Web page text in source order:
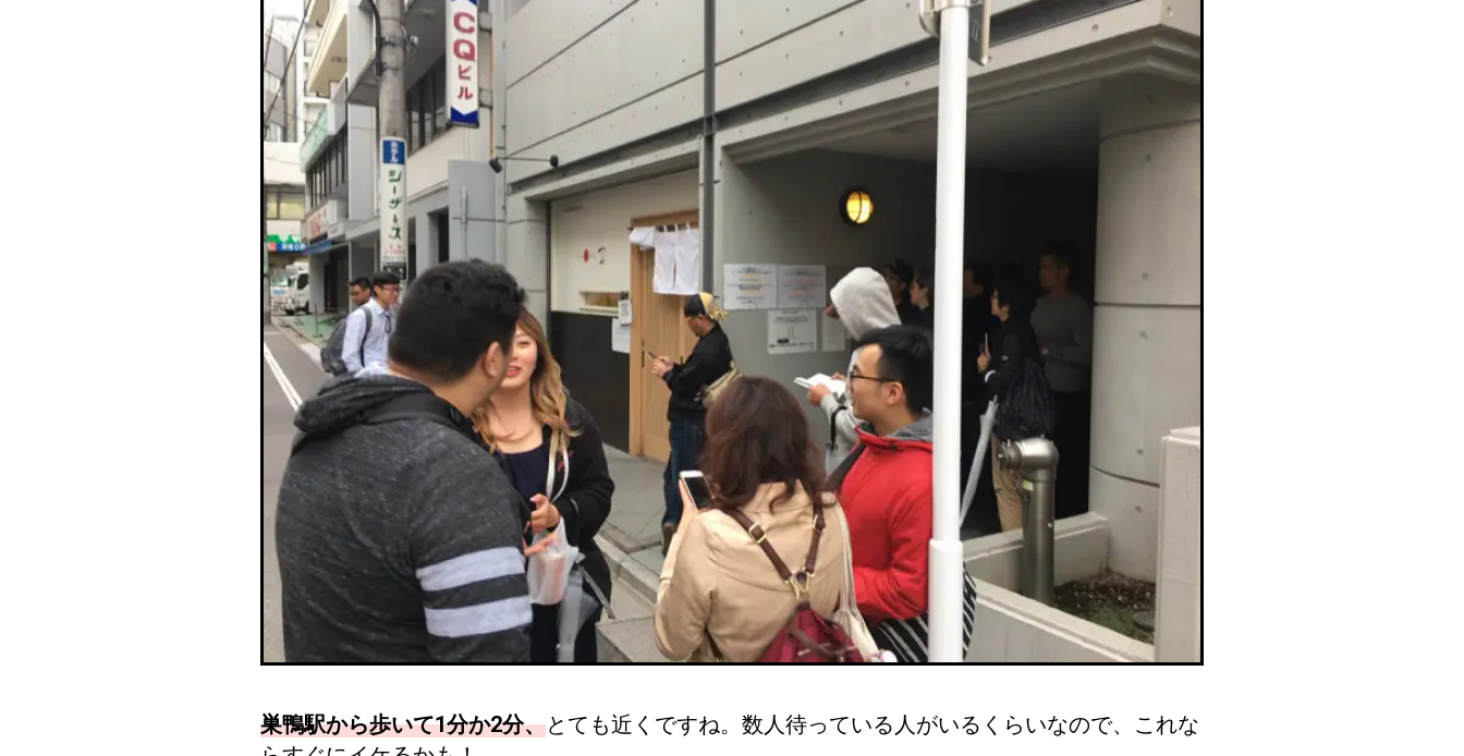
巣鴨駅から歩いて1分か2分、とても近くですね。数人待っている人がいるくらいなので、これな